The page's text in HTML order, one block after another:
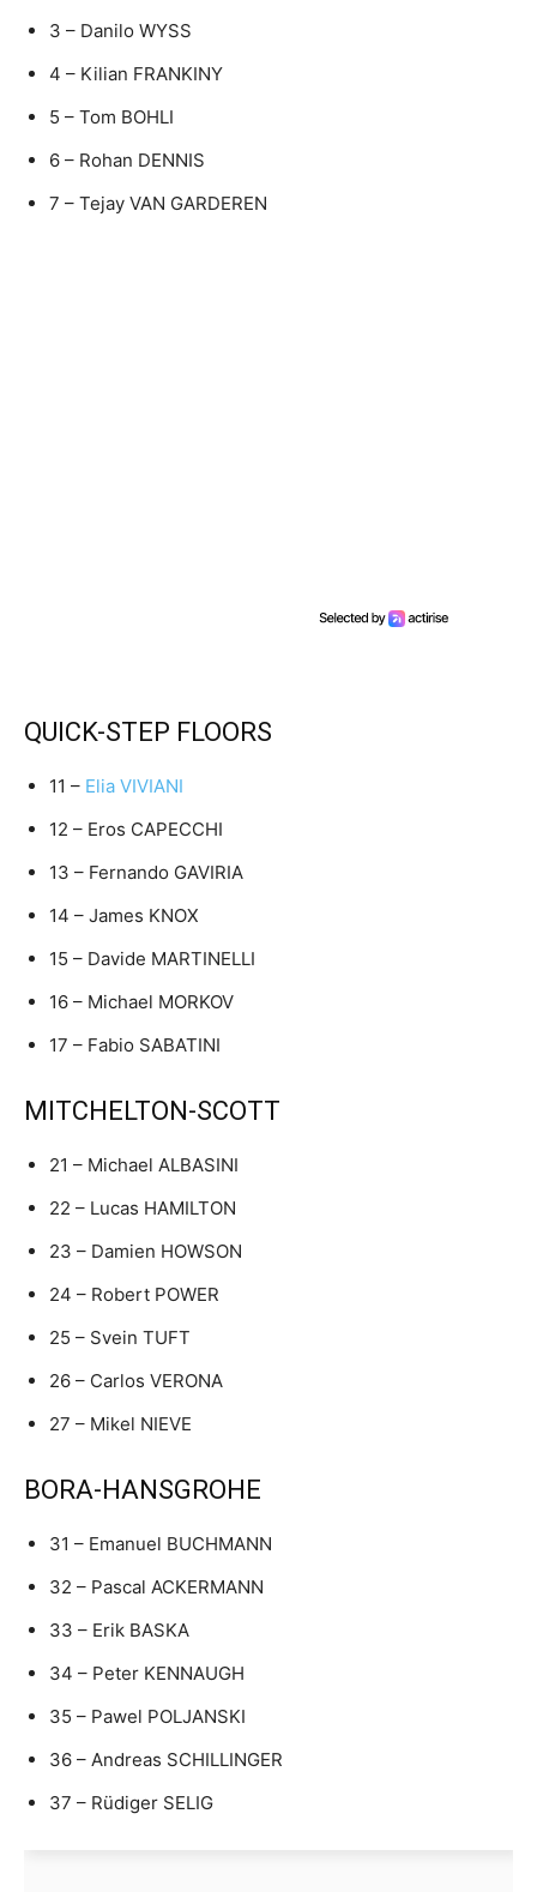
3 – Danilo WYSS
4 – Kilian FRANKINY
5 – Tom BOHLI
6 – Rohan DENNIS
7 – Tejay VAN GARDEREN
QUICK-STEP FLOORS
11 – Elia VIVIANI
12 – Eros CAPECCHI
13 – Fernando GAVIRIA
14 – James KNOX
15 – Davide MARTINELLI
16 – Michael MORKOV
17 – Fabio SABATINI
MITCHELTON-SCOTT
21 – Michael ALBASINI
22 – Lucas HAMILTON
23 – Damien HOWSON
24 – Robert POWER
25 – Svein TUFT
26 – Carlos VERONA
27 – Mikel NIEVE
BORA-HANSGROHE
31 – Emanuel BUCHMANN
32 – Pascal ACKERMANN
33 – Erik BASKA
34 – Peter KENNAUGH
35 – Pawel POLJANSKI
36 – Andreas SCHILLINGER
37 – Rüdiger SELIG